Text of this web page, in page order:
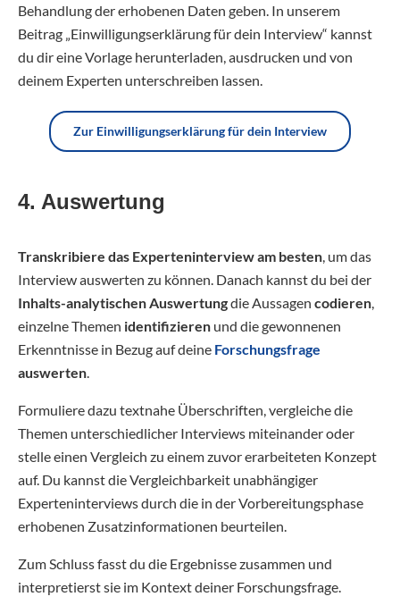
Behandlung der erhobenen Daten geben. In unserem
Beitrag „Einwilligungserklärung für dein Interview“ kannst
du dir eine Vorlage herunterladen, ausdrucken und von
deinem Experten unterschreiben lassen.
Zur Einwilligungserklärung für dein Interview
4. Auswertung
Transkribiere das Experteninterview am besten, um das
Interview auswerten zu können. Danach kannst du bei der
Inhalts-analytischen Auswertungdie Aussagen codieren,
einzelne Themen identifizieren und die gewonnenen
Erkenntnisse in Bezug auf deine Forschungsfrage
auswerten.
Formuliere dazu textnahe Überschriften, vergleiche die
Themen unterschiedlicher Interviews miteinander oder
stelle einen Vergleich zu einem zuvor erarbeiteten Konzept
auf. Du kannst die Vergleichbarkeit unabhängiger
Experteninterviews durch die in der Vorbereitungsphase
erhobenen Zusatzinformationen beurteilen.
Zum Schluss fasst du die Ergebnisse zusammen und
interpretierst sie im Kontext deiner Forschungsfrage.